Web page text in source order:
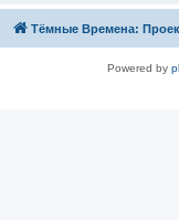
Тёмные Времена:
Powered by